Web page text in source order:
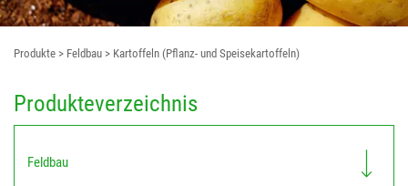
Produkte > Feldbau > Kartoffeln (Pflanz- und Speisekartoffeln)
Produkteverzeichnis
Feldbau